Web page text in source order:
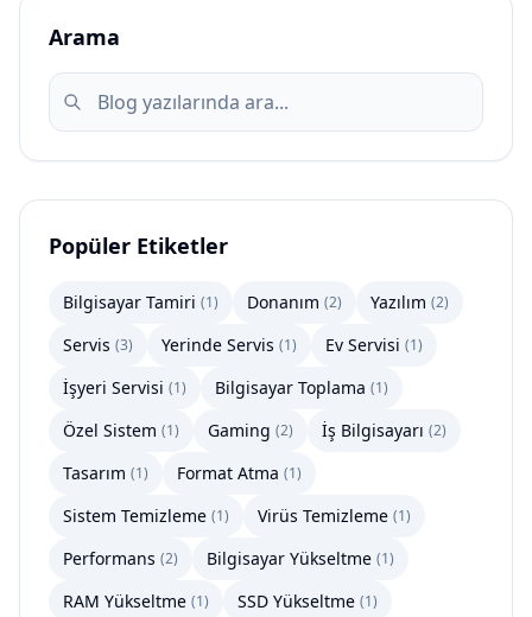
Arama
Popüler Etiketler
Bilgisayar Tamiri (1) Donanım (2) Yazılım (2)
Servis (3) Yerinde Servis (1) Ev Servisi (1)
İşyeri Servisi (1) Bilgisayar Toplama (1)
Özel Sistem (1) Gaming (2) İş Bilgisayarı (2)
Tasarım (1) Format Atma (1)
Sistem Temizleme (1) Virüs Temizleme (1)
Performans (2) Bilgisayar Yükseltme (1)
RAM Yükseltme (1) SSD Yükseltme (1)